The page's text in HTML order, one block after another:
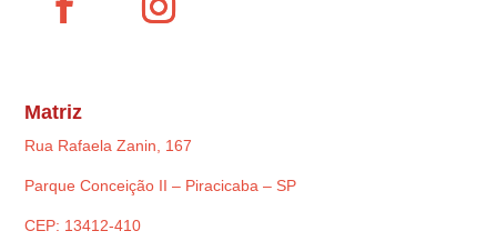
Matriz
Rua Rafaela Zanin, 167
Parque Conceição II – Piracicaba – SP
CEP: 13412-410